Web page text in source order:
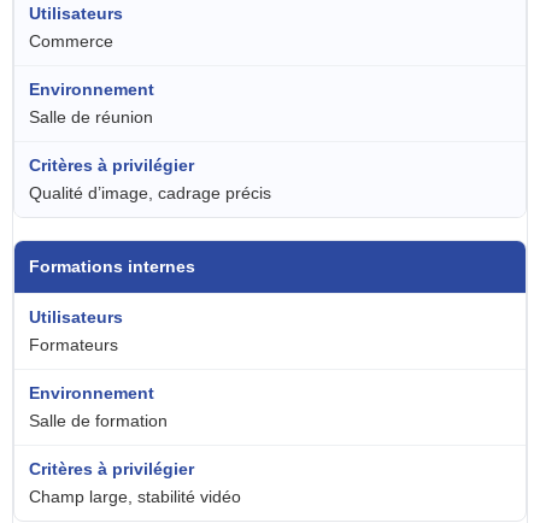
Commerce
Salle de réunion
Qualité d’image, cadrage précis
Formations internes
Formateurs
Salle de formation
Champ large, stabilité vidéo